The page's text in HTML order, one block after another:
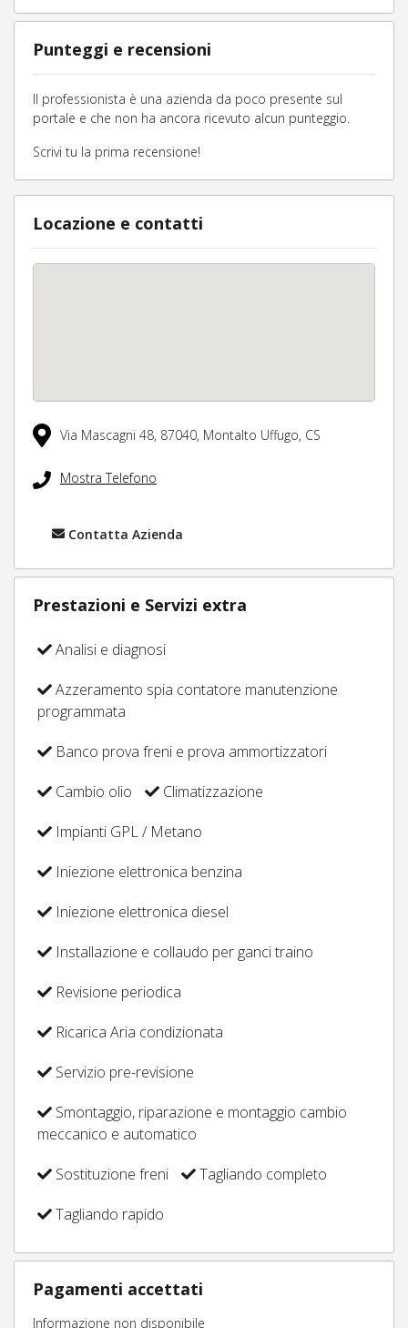
Punteggi e recensioni
Il professionista è una azienda da poco presente sul
portale e che non ha ancora ricevuto alcun punteggio.
Scrivi tu la prima recensione!
Locazione e contatti
Via Mascagni 48, 87040, Montalto Uffugo, CS
Mostra Telefono
Contatta Azienda
Prestazioni e Servizi extra
Analisi e diagnosi
Azzeramento spia contatore manutenzione
programmata
Banco prova freni e prova ammortizzatori
Cambio olio
Climatizzazione
Impianti GPL / Metano
Iniezione elettronica benzina
Iniezione elettronica diesel
Installazione e collaudo per ganci traino
Revisione periodica
Ricarica Aria condizionata
Servizio pre-revisione
Smontaggio, riparazione e montaggio cambio
meccanico e automatico
Sostituzione freni
Tagliando completo
Tagliando rapido
Pagamenti accettati
Informazione non disponibile